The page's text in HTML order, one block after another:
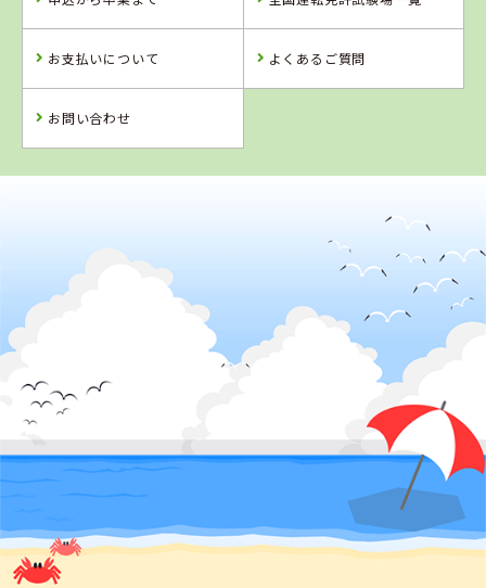
詳 細 予 約
詳 細 予 約
3位
詳 細
詳 細
詳 細
4位
鳥取県
詳 細
予 約
5
島根県
浜乃木ドライビ
ングスクール
詳 細
鳥取県
倉吉自動車学校
詳 細
予 約
7位 8位 9位
お支払いについて よくあるご質問
お問い合わせ